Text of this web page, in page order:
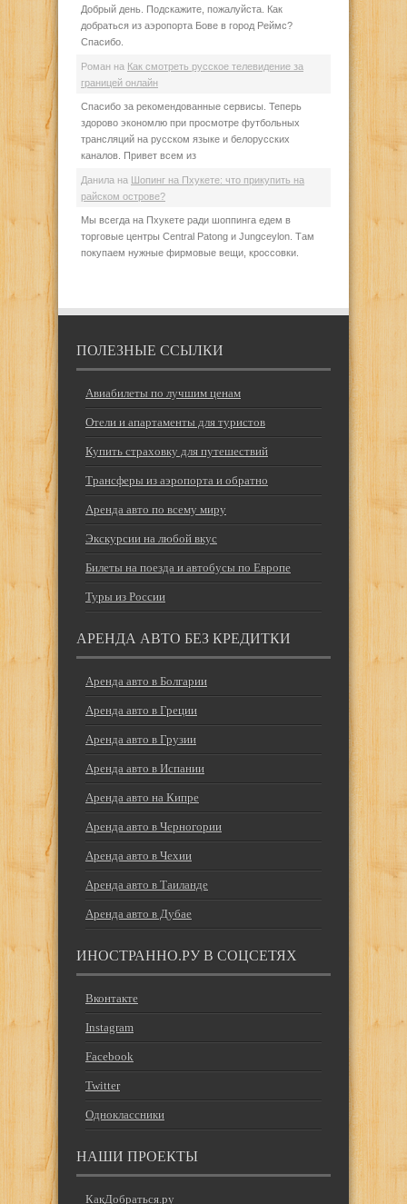
Добрый день. Подскажите, пожалуйста. Как
добраться из аэропорта Бове в город Реймс?
Спасибо.
Роман на Как смотреть русское телевидение за
границей онлайн
Спасибо за рекомендованные сервисы. Теперь
здорово экономлю при просмотре футбольных
трансляций на русском языке и белорусских
каналов. Привет всем из
Данила на Шопинг на Пхукете: что прикупить на
райском острове?
Мы всегда на Пхукете ради шоппинга едем в
торговые центры Central Patong и Jungceylon. Там
покупаем нужные фирмовые вещи, кроссовки.
ПОЛЕЗНЫЕ ССЫЛКИ
Авиабилеты по лучшим ценам
Отели и апартаменты для туристов
Купить страховку для путешествий
Трансферы из аэропорта и обратно
Аренда авто по всему миру
Экскурсии на любой вкус
Билеты на поезда и автобусы по Европе
Туры из России
АРЕНДА АВТО БЕЗ КРЕДИТКИ
Аренда авто в Болгарии
Аренда авто в Греции
Аренда авто в Грузии
Аренда авто в Испании
Аренда авто на Кипре
Аренда авто в Черногории
Аренда авто в Чехии
Аренда авто в Таиланде
Аренда авто в Дубае
ИНОСТРАННО.РУ В СОЦСЕТЯХ
Вконтакте
Instagram
Facebook
Twitter
Одноклассники
НАШИ ПРОЕКТЫ
КакДобраться.ру